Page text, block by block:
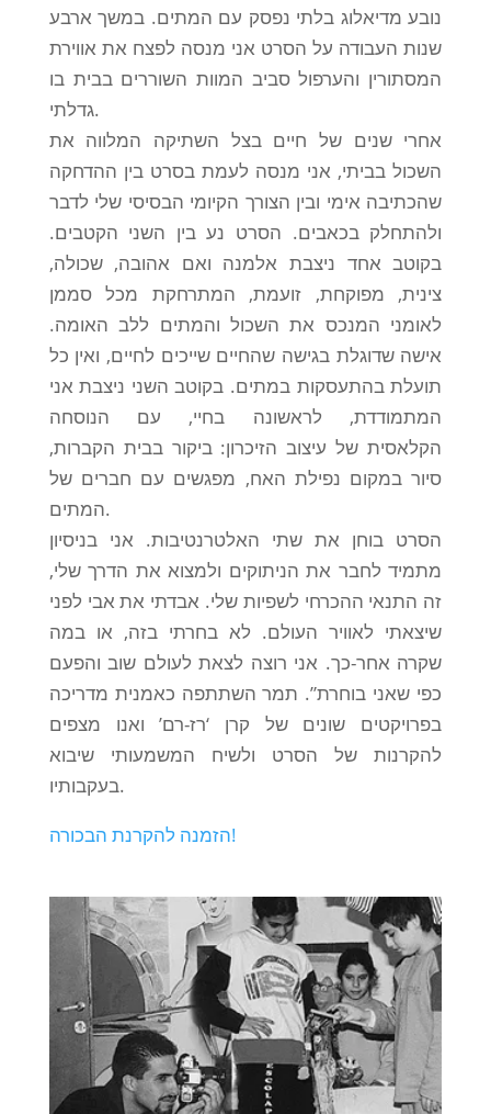
נובע מדיאלוג בלתי נפסק עם המתים. במשך ארבע
שנות העבודה על הסרט אני מנסה לפצח את אווירת
המסתורין והערפול סביב המוות השוררים בבית בו
גדלתי.
אחרי שנים של חיים בצל השתיקה המלווה את
השכול בביתי, אני מנסה לעמת בסרט בין ההדחקה
שהכתיבה אימי ובין הצורך הקיומי הבסיסי שלי לדבר
ולהתחלק בכאבים. הסרט נע בין השני הקטבים.
בקוטב אחד ניצבת אלמנה ואם אהובה, שכולה,
צינית, מפוקחת, זועמת, המתרחקת מכל סממן
לאומני המנכס את השכול והמתים ללב האומה.
אישה שדוגלת בגישה שהחיים שייכים לחיים, ואין כל
תועלת בהתעסקות במתים. בקוטב השני ניצבת אני
המתמודדת, לראשונה בחיי, עם הנוסחה
הקלאסית של עיצוב הזיכרון: ביקור בבית הקברות,
סיור במקום נפילת האח, מפגשים עם חברים של
המתים.
הסרט בוחן את שתי האלטרנטיבות. אני בניסיון
מתמיד לחבר את הניתוקים ולמצוא את הדרך שלי,
זה התנאי ההכרחי לשפיות שלי. אבדתי את אבי לפני
שיצאתי לאוויר העולם. לא בחרתי בזה, או במה
שקרה אחר-כך. אני רוצה לצאת לעולם שוב והפעם
כפי שאני בוחרת”. תמר השתתפה כאמנית מדריכה
בפרויקטים שונים של קרן ‘רז-רם’ ואנו מצפים
להקרנות של הסרט ולשיח המשמעותי שיבוא
בעקבותיו.
הזמנה להקרנת הבכורה!